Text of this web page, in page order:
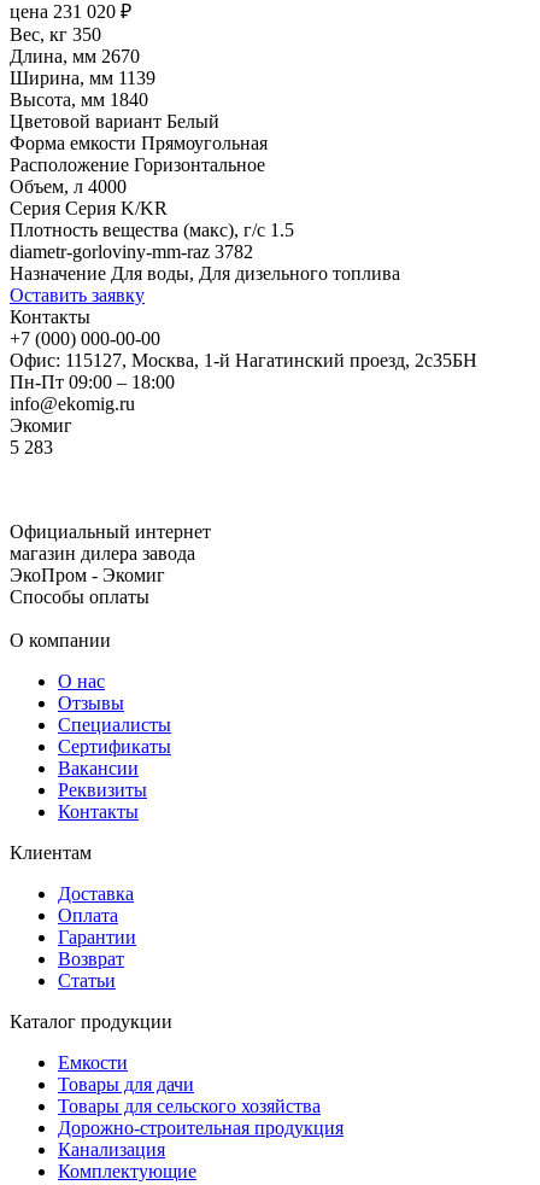
цена 231 020 ₽
Вес, кг 350
Длина, мм 2670
Ширина, мм 1139
Высота, мм 1840
Цветовой вариант Белый
Форма емкости Прямоугольная
Расположение Горизонтальное
Объем, л 4000
Серия Серия K/KR
Плотность вещества (макс), г/с 1.5
diametr-gorloviny-mm-raz 3782
Назначение Для воды, Для дизельного топлива
Оставить заявку
Контакты
+7 (000) 000-00-00
Офис: 115127, Москва, 1-й Нагатинский проезд, 2с35БН
Пн-Пт 09:00 – 18:00
info@ekomig.ru
Экомиг
5 283
Официальный интернет
магазин дилера завода
ЭкоПром - Экомиг
Способы оплаты
О компании
О нас
Отзывы
Специалисты
Сертификаты
Вакансии
Реквизиты
Контакты
Клиентам
Доставка
Оплата
Гарантии
Возврат
Статьи
Каталог продукции
Емкости
Товары для дачи
Товары для сельского хозяйства
Дорожно-строительная продукция
Канализация
Комплектующие